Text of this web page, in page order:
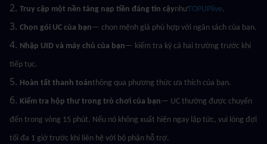
2. Truy cập một nền tảng nạp tiền đáng tin cậynhưTOPUPlive.
3. Chọn gói UC của bạn— chọn mệnh giá phù hợp với ngân sách của bạn.
4. Nhập UID và máy chủ của bạn— kiểm tra kỹ cả hai trường trước khi
tiếp tục.
5. Hoàn tất thanh toánthông qua phương thức ưa thích của bạn.
6. Kiểm tra hộp thư trong trò chơi của bạn— UC thường được chuyển
đến trong vòng 15 phút. Nếu nó không xuất hiện ngay lập tức, vui lòng đợi
tối đa 1 giờ trước khi liên hệ với bộ phận hỗ trợ.